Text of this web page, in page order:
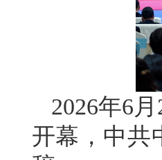
2026年6
开幕，中共